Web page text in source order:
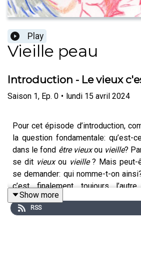
Play
Vieille peau
Introduction - Le vieux
Saison 1, Ep. 0 • lundi 15 avril 2024
Pour cet épisode d’introduction,
la question fondamentale: qu’est-
dans le fond être vieuxou vieille?
se dit vieuxou vieille? Mais peut-
se demander: qui nomme-t-on
c’est finalement toujours
plusieurs témoignages, nous
ce qui se dissimule derrière ce mot
Show more
RSS